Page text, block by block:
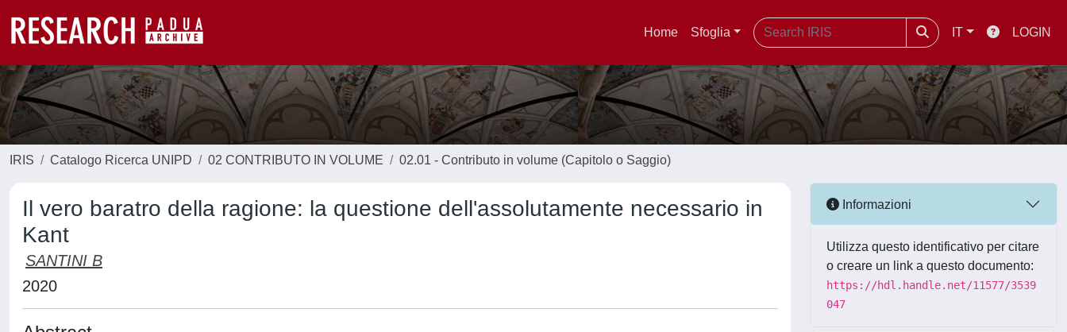
Home Sfoglia IT LOGIN
IRIS Catalogo Ricerca UNIPD 02 CONTRIBUTO IN VOLUME 02.01 - Contributo in volume (Capitolo o Saggio)
Il vero baratro della ragione: la questione dell'assolutamente necessario in
Kant
SANTINI B
2020
Informazioni
Utilizza questo identificativo per citare
o creare un link a questo documento:
https://hdl.handle.net/11577/3539
047